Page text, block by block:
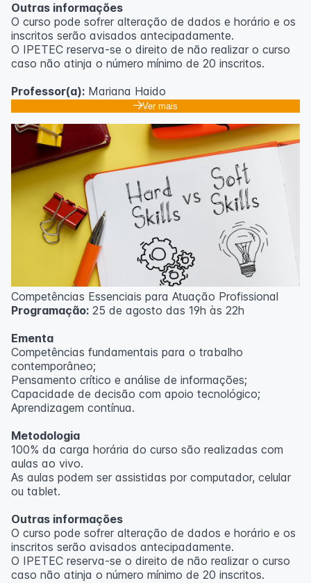
Outras informações
O curso pode sofrer alteração de dados e horário e os
inscritos serão avisados ​​antecipadamente.
O IPETEC reserva-se o direito de não realizar o curso
caso não atinja o número mínimo de 20 inscritos.
Professor(a): Mariana Haido
Ver mais
Competências Essenciais para Atuação Profissional
Programação: 25 de agosto das 19h às 22h
Ementa
Competências fundamentais para o trabalho
contemporâneo;
Pensamento crítico e análise de informações;
Capacidade de decisão com apoio tecnológico;
Aprendizagem contínua.
Metodologia
100% da carga horária do curso são realizadas com
aulas ao vivo.
As aulas podem ser assistidas por computador, celular
ou tablet.
Outras informações
O curso pode sofrer alteração de dados e horário e os
inscritos serão avisados ​​antecipadamente.
O IPETEC reserva-se o direito de não realizar o curso
caso não atinja o número mínimo de 20 inscritos.